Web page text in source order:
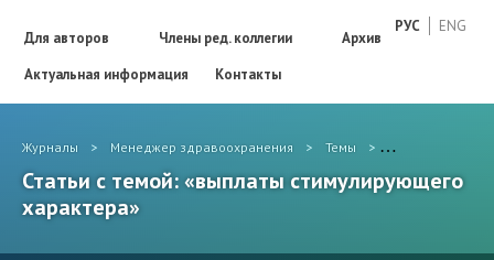
РУС ENG
Для авторов Члены ред. коллегии
Архив
Актуальная информация
Контакты
Журналы > Менеджер здравоохранения > Темы > выплаты
Статьи с темой: «выплаты стимулирующего
характера»